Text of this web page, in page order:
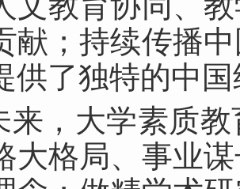
献；持续传播
供了独特的中
来，大学素质
大格局、事业